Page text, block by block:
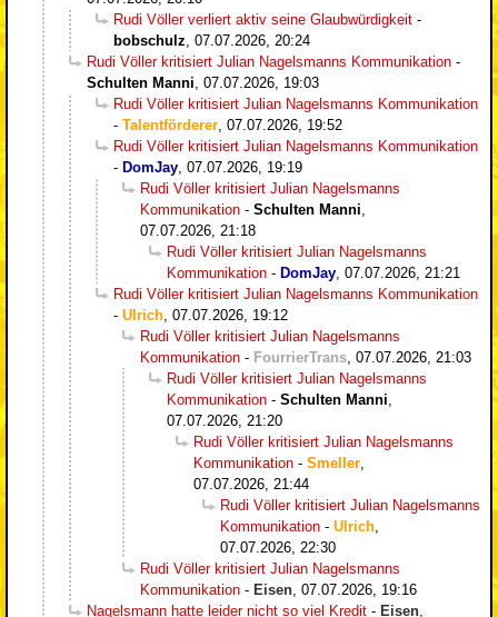
Rudi Völler verliert aktiv seine Glaubwürdigkeit -
bobschulz 07.07.2026, 20:24
Rudi Völler kritisiert Julian Nagelsmanns Kommunikation -
Schulten Manni 07.07.2026, 19:03
Rudi Völler kritisiert Julian Nagelsmanns Kommunikation
- Talentförderer 07.07.2026, 19:52
Rudi Völler kritisiert Julian Nagelsmanns Kommunikation
- DomJay 07.07.2026, 19:19
Rudi Völler kritisiert Julian Nagelsmanns
Kommunikation - Schulten Manni
07.07.2026, 21:18
Rudi Völler kritisiert Julian Nagelsmanns
Kommunikation - DomJay 07.07.2026, 21:21
Rudi Völler kritisiert Julian Nagelsmanns Kommunikation
- Ulrich 07.07.2026, 19:12
Rudi Völler kritisiert Julian Nagelsmanns
Kommunikation - FourrierTrans 07.07.2026, 21:03
Rudi Völler kritisiert Julian Nagelsmanns
Kommunikation - Schulten Manni
07.07.2026, 21:20
Rudi Völler kritisiert Julian Nagelsmanns
Kommunikation - Smeller
07.07.2026, 21:44
Rudi Völler kritisiert Julian Nagelsmanns
Kommunikation - Ulrich
07.07.2026, 22:30
Rudi Völler kritisiert Julian Nagelsmanns
Kommunikation - Eisen 07.07.2026, 19:16
Nagelsmann hatte leider nicht so viel Kredit - Eisen